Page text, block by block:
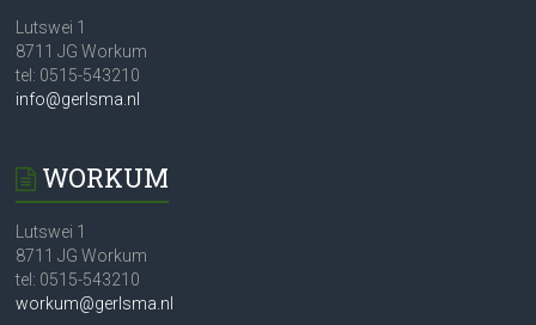
Lutswei 1
8711 JG Workum
tel: 0515-543210
info@gerlsma.nl
WORKUM
Lutswei 1
8711 JG Workum
tel: 0515-543210
workum@gerlsma.nl